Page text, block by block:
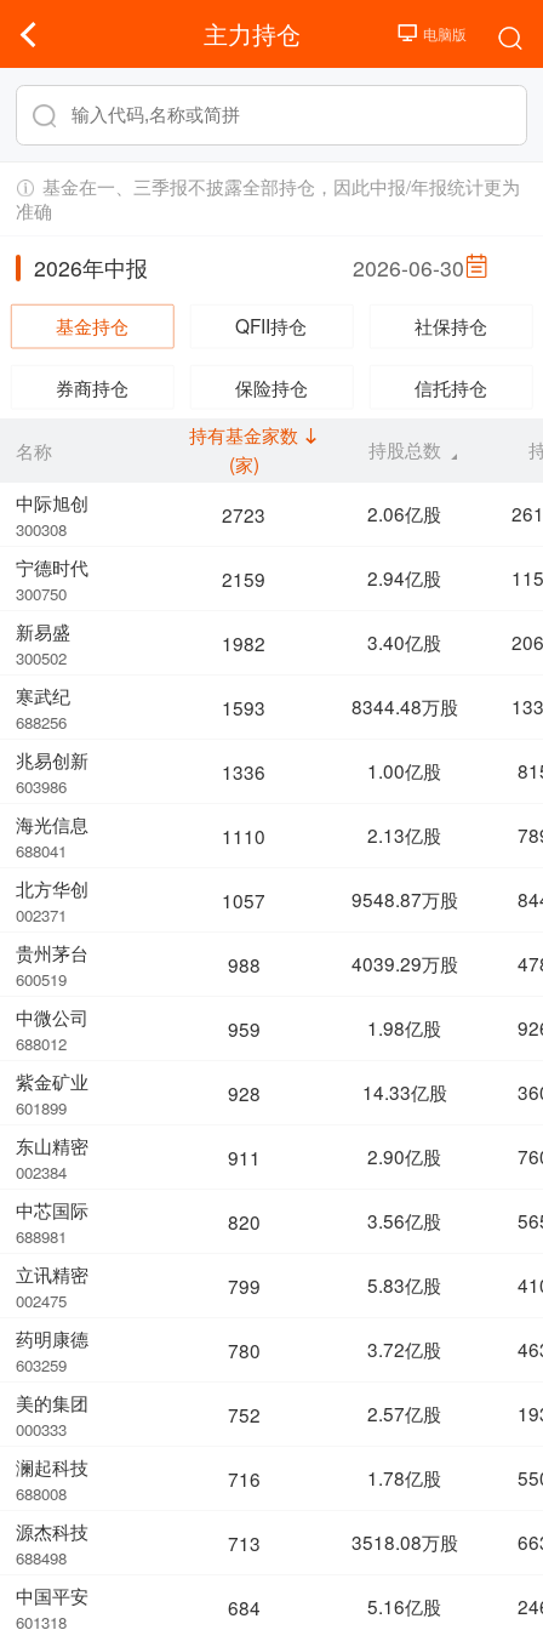
主力持仓
基金在一、三季报不披露全部持仓，因此中报/年报统计更为
准确
2026年中报 2026-06-30
基金持仓 QFII持仓 社保持仓
券商持仓 保险持仓 信托持仓
名称
中际旭创
300308
宁德时代
300750
新易盛
300502
寒武纪
688256
兆易创新
603986
海光信息
688041
北方华创
002371
贵州茅台
600519
中微公司
688012
紫金矿业
601899
东山精密
002384
中芯国际
688981
立讯精密
002475
药明康德
603259
美的集团
000333
澜起科技
688008
源杰科技
688498
中国平安
601318
持有基金家数
(家)
持股总数
2723 2.06亿股
2159 2.94亿股
1982 3.40亿股
1593 8344.48万股
1336 1.00亿股
1110 2.13亿股
1057 9548.87万股
988 4039.29万股
959 1.98亿股
928 14.33亿股
911 2.90亿股
820 3.56亿股
799 5.83亿股
780 3.72亿股
752 2.57亿股
716 1.78亿股
713 3518.08万股
684 5.16亿股